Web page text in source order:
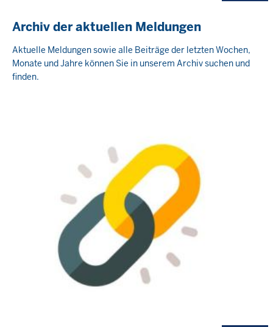
Archiv der aktuellen Meldungen
Aktuelle Meldungen sowie alle Beiträge der letzten Wochen,
Monate und Jahre können Sie in unserem Archiv suchen und
finden.